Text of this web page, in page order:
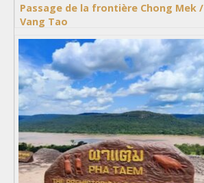
Passage de la frontière Chong Mek /
Vang Tao